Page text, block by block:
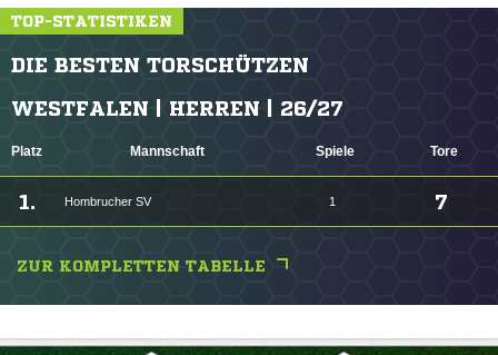
TOP-STATISTIKEN
DIE BESTEN TORSCHÜTZEN
WESTFALEN | HERREN | 26/27
Platz Mannschaft Spiele Tore
1. Hombrucher SV 1 7
ZUR KOMPLETTEN TABELLE